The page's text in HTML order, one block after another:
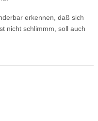
erkennen, daß sich
Ist nicht schlimmm, soll auch